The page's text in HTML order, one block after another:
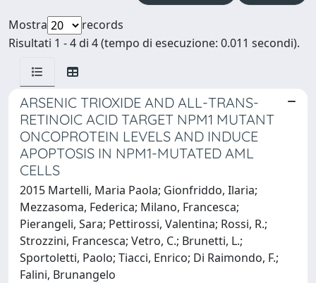
Mostra
records
Risultati 1 - 4 di 4 (tempo di esecuzione: 0.011 secondi).
ARSENIC TRIOXIDE AND ALL-TRANS-
RETINOIC ACID TARGET NPM1 MUTANT
ONCOPROTEIN LEVELS AND INDUCE
APOPTOSIS IN NPM1-MUTATED AML
CELLS
2015 Martelli, Maria Paola; Gionfriddo, Ilaria;
Mezzasoma, Federica; Milano, Francesca;
Pierangeli, Sara; Pettirossi, Valentina; Rossi, R.;
Strozzini, Francesca; Vetro, C.; Brunetti, L.;
Sportoletti, Paolo; Tiacci, Enrico; Di Raimondo, F.;
Falini, Brunangelo